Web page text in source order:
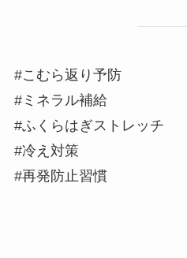
#こむら返り予防
#ミネラル補給
#ふくらはぎストレッチ
#冷え対策
#再発防止習慣